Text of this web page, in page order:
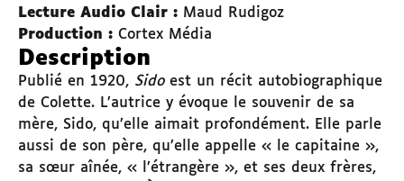
Lecture Audio Clair : Maud Rudigoz
Production : Cortex Média
Description
Publié en 1920, Sidoest un récit autobiographique
de Colette. L’autrice y évoque le souvenir de sa
mère, Sido, qu’elle aimait profondément. Elle parle
aussi de son père, qu’elle appelle « le capitaine »,
sa sœur aînée, « l’étrangère », et ses deux frères,